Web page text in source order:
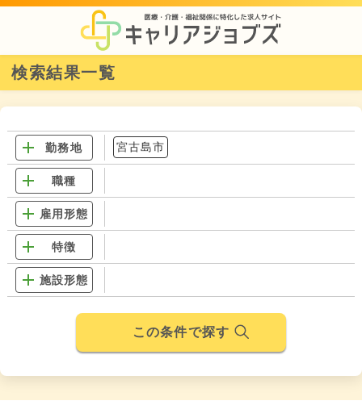
検索結果一覧
勤務地 宮古島市
職種
雇用形態
特徴
施設形態
この条件で探す